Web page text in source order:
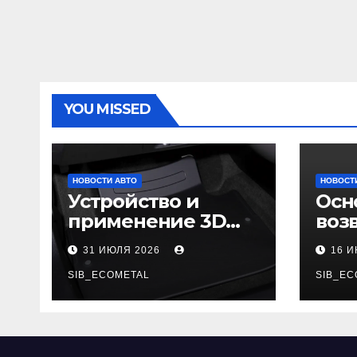
YOU MISSED
НОВОСТИ АВТО
Устройство и
применение 3D
автомобильных
ковриков
31 ИЮЛЯ 2026
SIB_ECOMETAL
16